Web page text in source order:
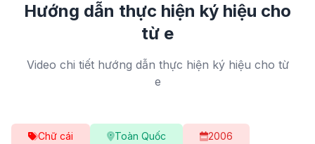
Hướng dẫn thực hiện ký hiệu cho
từ e
Video chi tiết hướng dẫn thực hiện ký hiệu cho từ
e
Chữ cái Toàn Quốc 2006